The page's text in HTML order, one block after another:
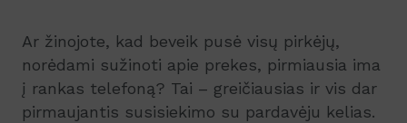
Ar žinojote, kad beveik pusė visų pirkėjų,
norėdami sužinoti apie prekes, pirmiausia ima
į rankas telefoną? Tai – greičiausias ir vis dar
pirmaujantis susisiekimo su pardavėju kelias.